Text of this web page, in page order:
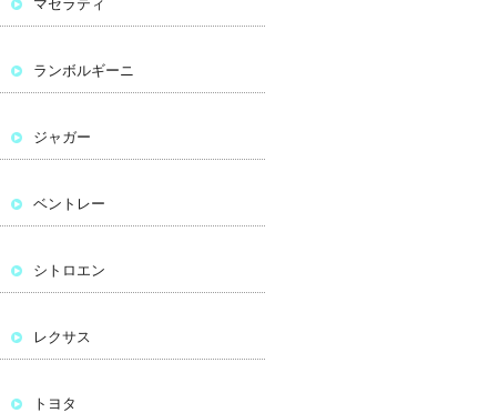
マセラティ
ランボルギーニ
ジャガー
ベントレー
シトロエン
レクサス
トヨタ